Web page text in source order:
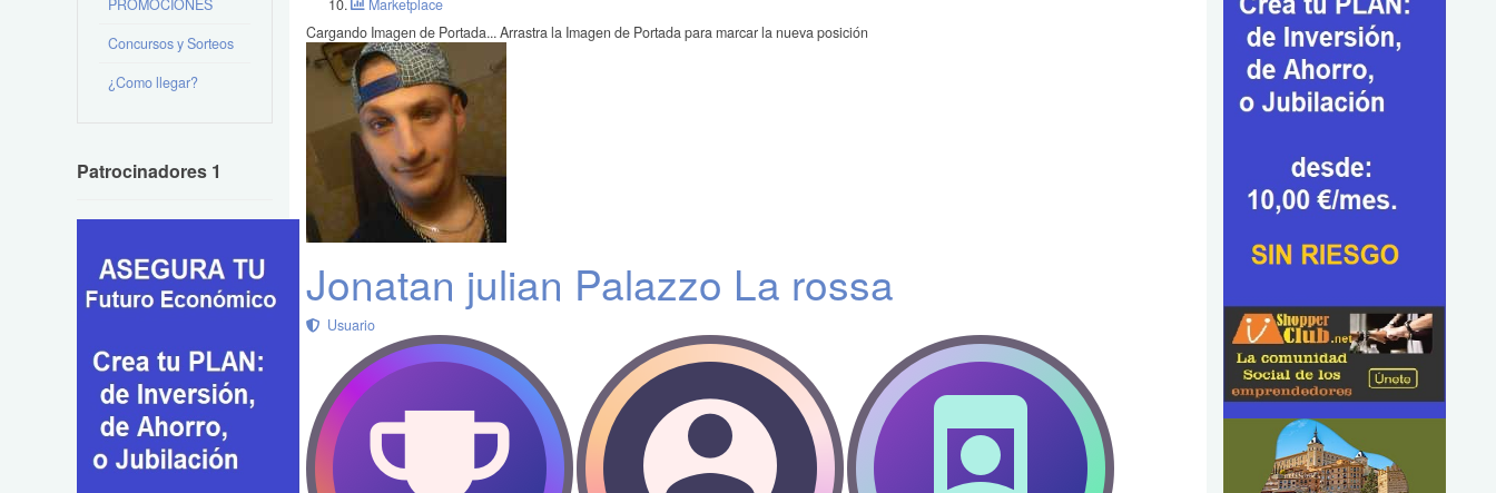
Cargando Imagen de Portada...Arrastra la Imagen de Portada para marcar la nueva posición
Jonatan julian Palazzo La rossa
Usuario
Concursos y Sorteos
¿Como llegar?
Patrocinadores 1